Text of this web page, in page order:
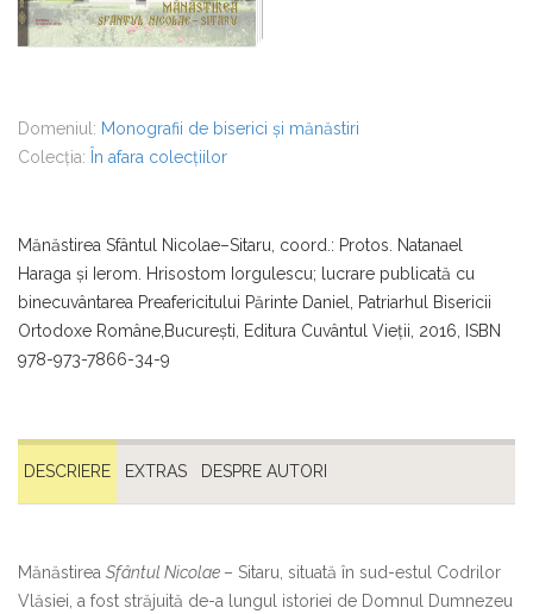
Domeniul: Monografii de biserici și mănăstiri
Colecția: În afara colecțiilor
Mănăstirea Sfântul Nicolae–Sitaru, coord.: Protos. Natanael
Haraga şi Ierom. Hrisostom Iorgulescu; lucrare publicată cu
binecuvântarea Preafericitului Părinte Daniel, Patriarhul Bisericii
Ortodoxe Române,Bucureşti, Editura Cuvântul Vieţii, 2016, ISBN
978-973-7866-34-9
DESCRIERE EXTRAS DESPRE AUTORI
Mănăstirea Sfântul Nicolae – Sitaru, situată în sud-estul Codrilor
Vlăsiei, a fost străjuită de-a lungul istoriei de Domnul Dumnezeu